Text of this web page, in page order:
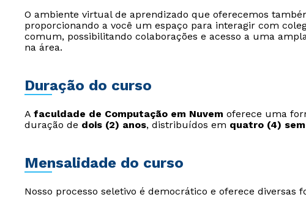
O ambiente virtual de aprendizado que oferecemos
proporcionando a você um espaço para interagir com
comum, possibilitando colaborações e acesso a uma
na área.
Duração do curso
A faculdade de Computação em Nuvem oferece uma
duração de dois (2) anos, distribuídos em quatro (4)
Mensalidade do curso
Nosso processo seletivo é democrático e oferece diversas